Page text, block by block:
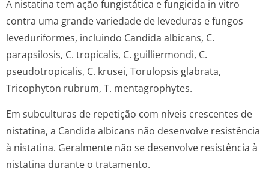
A nistatina tem ação fungistática e fungicida in vitro
contra uma grande variedade de leveduras e fungos
leveduriformes, incluindo Candida albicans, C.
parapsilosis, C. tropicalis, C. guilliermondi, C.
pseudotropicalis, C. krusei, Torulopsis glabrata,
Tricophyton rubrum, T. mentagrophytes.
Em subculturas de repetição com níveis crescentes de
nistatina, a Candida albicans não desenvolve resistência
à nistatina. Geralmente não se desenvolve resistência à
nistatina durante o tratamento.